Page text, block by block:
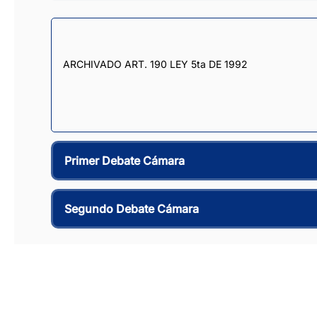
ARCHIVADO ART. 190 LEY 5ta DE 1992
Primer Debate Cámara
Segundo Debate Cámara